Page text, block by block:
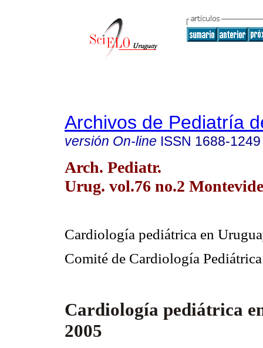
Archivos de Pediatría
versión On-line ISSN 1688-1249
Arch. Pediatr.
Urug. vol.76 no.2
Cardiología pediátrica en
Comité de Cardiología Pediátrica
Cardiología pediátrica
2005